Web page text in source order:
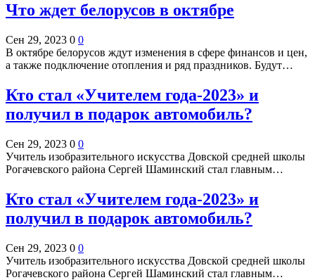
Что ждет белорусов в октябре
Сен 29, 2023 0 0
В октябре белорусов ждут изменения в сфере финансов и цен,
а также подключение отопления и ряд праздников. Будут…
Кто стал «Учителем года-2023» и
получил в подарок автомобиль?
Сен 29, 2023 0 0
Учитель изобразительного искусства Довской средней школы
Рогачевского района Сергей Шаминский стал главным…
Кто стал «Учителем года-2023» и
получил в подарок автомобиль?
Сен 29, 2023 0 0
Учитель изобразительного искусства Довской средней школы
Рогачевского района Сергей Шаминский стал главным…